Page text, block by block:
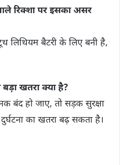
रिक्शा पर इसका असर
लिथियम बैटरी के लिए बनी है,
खतरा क्या है?
बंद हो जाए, तो सड़क सुरक्षा
दुर्घटना का खतरा बढ़ सकता है।